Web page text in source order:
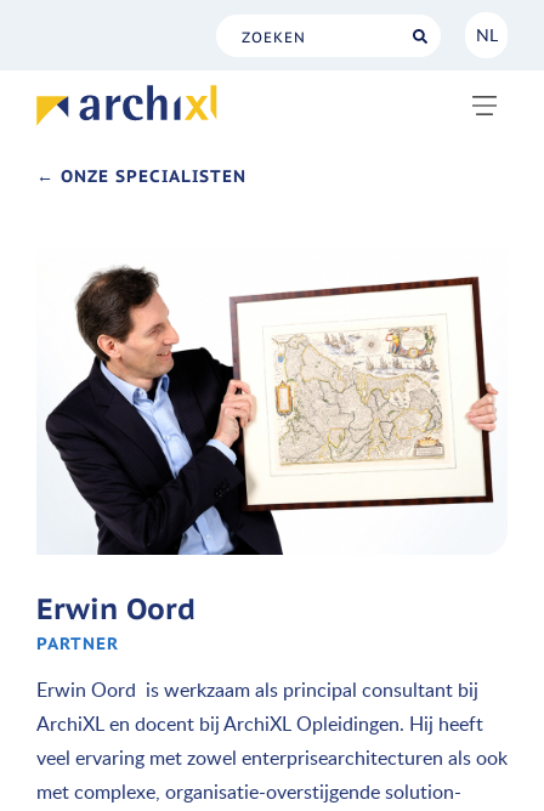
NL
← ONZE SPECIALISTEN
Erwin Oord
PARTNER
Erwin Oord is werkzaam als principal consultant bij
ArchiXL en docent bij ArchiXL Opleidingen. Hij heeft
veel ervaring met zowel enterprisearchitecturen als ook
met complexe, organisatie-overstijgende solution-